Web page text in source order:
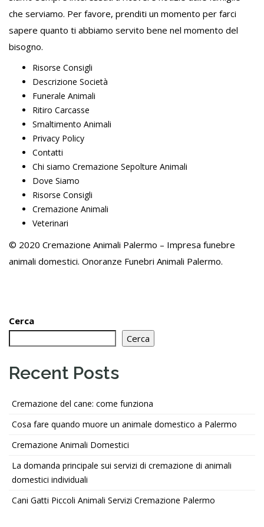
che serviamo. Per favore, prenditi un momento per farci
sapere quanto ti abbiamo servito bene nel momento del
bisogno.
Risorse Consigli
Descrizione Società
Funerale Animali
Ritiro Carcasse
Smaltimento Animali
Privacy Policy
Contatti
Chi siamo Cremazione Sepolture Animali
Dove Siamo
Risorse Consigli
Cremazione Animali
Veterinari
© 2020 Cremazione Animali Palermo – Impresa funebre
animali domestici. Onoranze Funebri Animali Palermo.
Cerca
Cerca
Recent Posts
Cremazione del cane: come funziona
Cosa fare quando muore un animale domestico a Palermo
Cremazione Animali Domestici
La domanda principale sui servizi di cremazione di animali
domestici individuali
Cani Gatti Piccoli Animali Servizi Cremazione Palermo